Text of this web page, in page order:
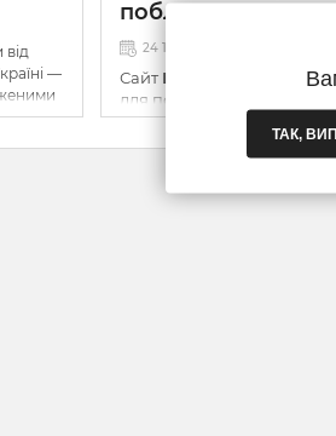
від
—
поблоково?
24 10 2024
Сайт ШикіДим
пропонує
для покупки сигарет
швидкою доставкою по
їх ідеальним вибором у
ТАК,